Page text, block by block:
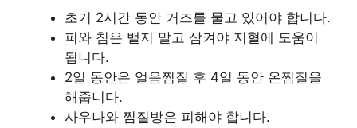
초기 2시간 동안 거즈를 물고 있어야 합니다.
피와 침은 뱉지 말고 삼켜야 지혈에 도움이
됩니다.
2일 동안은 얼음찜질 후 4일 동안 온찜질을
해줍니다.
사우나와 찜질방은 피해야 합니다.